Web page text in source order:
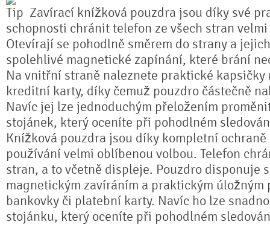
Zavírací knížková pouzdra jsou díky své
schopnosti chránit telefon ze všech stran
Otevírají se pohodlně směrem do strany a
spolehlivé magnetické zapínání, které brání
Na vnitřní straně naleznete praktické kapsičky
kreditní karty, díky čemuž pouzdro částečně
Navíc jej lze jednoduchým přeložením
stojánek, který oceníte při pohodlném
Knížková pouzdra jsou díky kompletní ochraně
používání velmi oblíbenou volbou. Telefon
stran, a to včetně displeje. Pouzdro disponuje
magnetickým zavíráním a praktickým úložným
bankovky či platební karty. Navíc ho lze
stojánku, který oceníte při pohodlném